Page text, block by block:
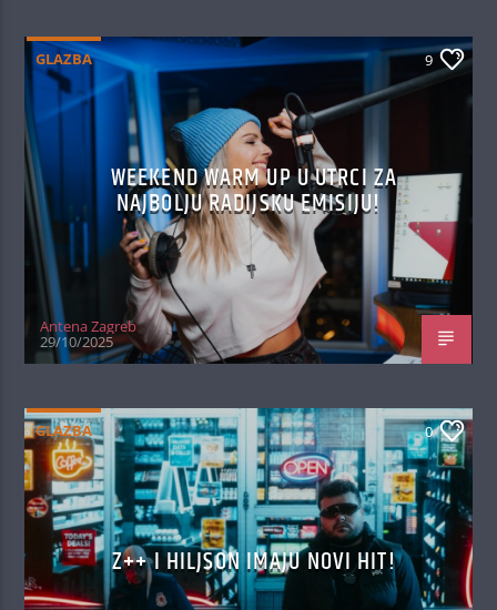
GLAZBA 9
WEEKEND WARM UP U UTRCI ZA
NAJBOLJU RADIJSKU EMISIJU!
Antena Zagreb
29/10/2025
GLAZBA 0
Z++ I HILJSON IMAJU NOVI HIT!